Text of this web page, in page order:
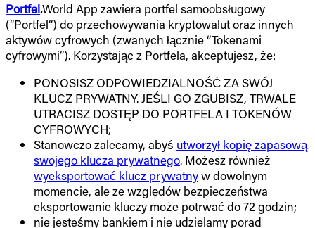
Portfel.World App zawiera portfel samoobsługowy
(”Portfel“) do przechowywania kryptowalut oraz innych
aktywów cyfrowych (zwanych łącznie “Tokenami
cyfrowymi”). Korzystając z Portfela, akceptujesz, że:
PONOSISZ ODPOWIEDZIALNOŚĆ ZA SWÓJ
KLUCZ PRYWATNY. JEŚLI GO ZGUBISZ, TRWALE
UTRACISZ DOSTĘP DO PORTFELA I TOKENÓW
CYFROWYCH;
Stanowczo zalecamy, abyś utworzył kopię zapasową
swojego klucza prywatnego. Możesz również
wyeksportować klucz prywatnyw dowolnym
momencie, ale ze względów bezpieczeństwa
eksportowanie kluczy może potrwać do 72 godzin;
nie jesteśmy bankiem i nie udzielamy porad